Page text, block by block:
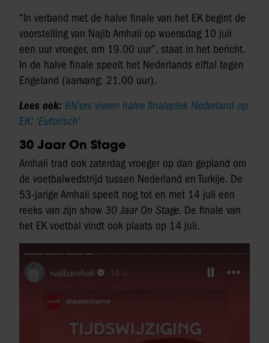
“In verband met de halve finale van het EK begint de
voorstelling van Najib Amhali op woensdag 10 juli
een uur vroeger, om 19.00 uur”, staat in het bericht.
In de halve finale speelt het Nederlands elftal tegen
Engeland (aanvang: 21.00 uur).
Lees ook: BN’ers vieren halve finaleplek Nederland op
EK: ‘Euforisch’
30 Jaar On Stage
Amhali trad ook zaterdag vroeger op dan gepland om
de voetbalwedstrijd tussen Nederland en Turkije. De
53-jarige Amhali speelt nog tot en met 14 juli een
reeks van zijn show 30 Jaar On Stage. De finale van
het EK voetbal vindt ook plaats op 14 juli.